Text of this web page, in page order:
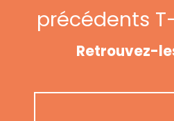
précédents
Retrouvez-